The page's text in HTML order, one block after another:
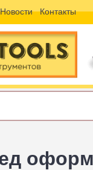
Новости Контакты